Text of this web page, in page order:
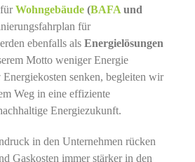
Wohngebäude (BAFA und
für
ebenfalls als Energielösungen
Motto weniger Energie
senken, begleiten wir
Weg in eine effiziente
Energiezukunft.
in den Unternehmen rücken
Gaskosten immer stärker in den